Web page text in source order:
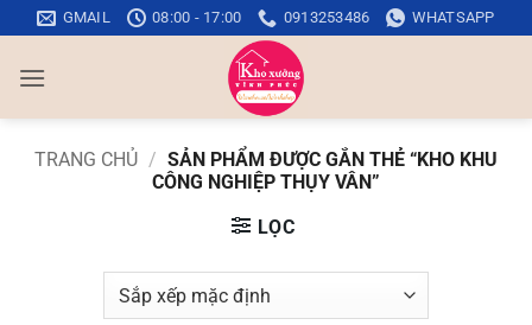
qua
nội
GMAIL 08:00 - 17:00 0913253486 WHATSAPP
TRANG CHỦ / SẢN PHẨM ĐƯỢC GẮN THẺ “KHO KHU
CÔNG NGHIỆP THỤY VÂN”
LỌC